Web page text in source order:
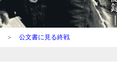
＞ 公文書に見る終戦